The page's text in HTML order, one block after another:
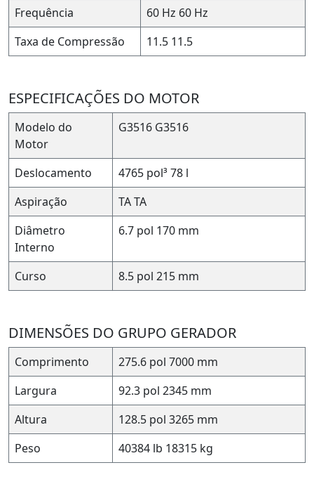
Frequência
60 Hz 60 Hz
Taxa de Compressão
11.5 11.5
ESPECIFICAÇÕES DO MOTOR
Modelo do
Motor
G3516 G3516
Deslocamento 4765 pol³ 78 l
Aspiração
TATA
Diâmetro
Interno
6.7 pol 170 mm
Curso 8.5 pol 215 mm
DIMENSÕES DO GRUPO GERADOR
Comprimento 275.6 pol 7000 mm
Largura
92.3 pol 2345 mm
Altura
128.5 pol 3265 mm
Peso
40384 lb 18315 kg